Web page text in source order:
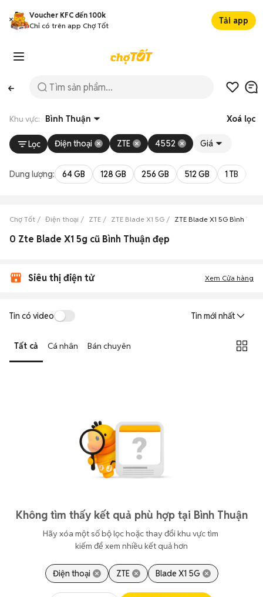
Voucher KFC đến 100k
Chỉ có trên app Chợ Tốt
Tải app
Khu vực: Bình Thuận Xoá lọc
Lọc Điện thoại ZTE 4552 Giá
Dung lượng: 64 GB 128 GB 256 GB 512 GB 1 TB
Chợ Tốt Điện thoại ZTE ZTE Blade X1 5G ZTE Blade X1 5G Bình
0 Zte Blade X1 5g cũ Bình Thuận đẹp
Siêu thị điện tử Xem Cửa hàng
Tin có video Tin mới nhất
Tất cả Cá nhân Bán chuyên
Không tìm thấy kết quả phù hợp tại Bình Thuận
Hãy xóa một số bộ lọc hoặc thay đổi khu vực tìm
kiếm để xem nhiều kết quả hơn
Điện thoại ZTE Blade X1 5G